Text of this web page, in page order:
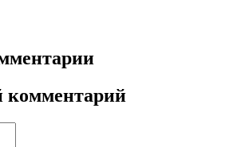
комментарий